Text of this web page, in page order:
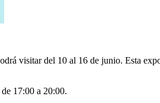
visitar del 10 al 16 de junio. Esta
17:00 a 20:00.